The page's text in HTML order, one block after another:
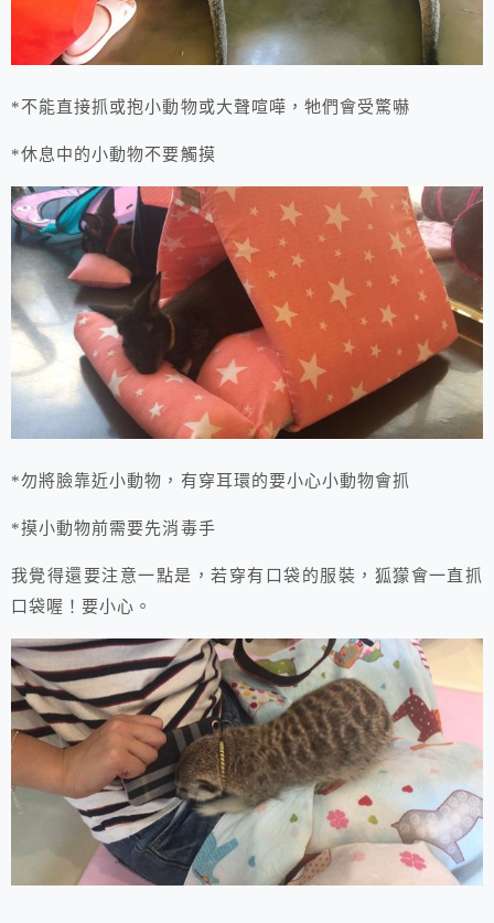
*不能直接抓或抱小動物或大聲喧嘩，牠們會受驚嚇
*休息中的小動物不要觸摸
*勿將臉靠近小動物，有穿耳環的要小心小動物會抓
*摸小動物前需要先消毒手
我覺得還要注意一點是，若穿有口袋的服裝，狐獴會一直抓
口袋喔！要小心。